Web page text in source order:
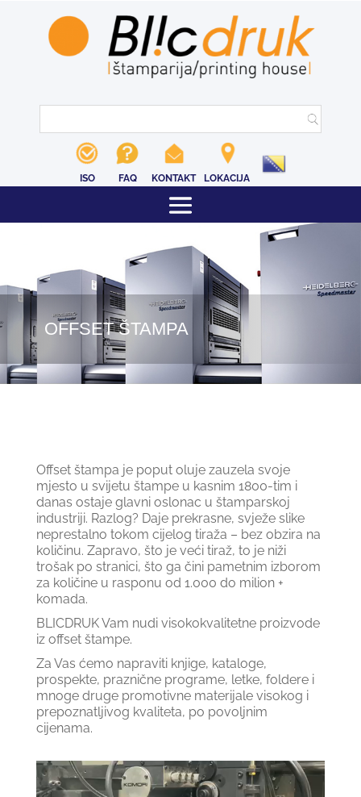
ISO FAQ KONTAKT LOKACIJA
OFFSET ŠTAMPA
Offset štampa je poput oluje zauzela svoje
mjesto u svijetu štampe u kasnim 1800-tim i
danas ostaje glavni oslonac u štamparskoj
industriji. Razlog? Daje prekrasne, svježe slike
neprestalno tokom cijelog tiraža – bez obzira na
količinu. Zapravo, što je veći tiraž, to je niži
trošak po stranici, što ga čini pametnim izborom
za količine u rasponu od 1.000 do milion +
komada.
BLICDRUK Vam nudi visokokvalitetne proizvode
iz offset štampe.
Za Vas ćemo napraviti knjige, kataloge,
prospekte, praznične programe, letke, foldere i
mnoge druge promotivne materijale visokog i
prepoznatljivog kvaliteta, po povoljnim
cijenama.